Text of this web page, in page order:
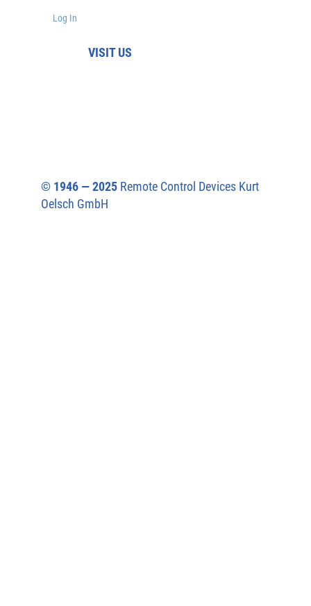
Log In
© 1946 — 2025Remote Control Devices Kurt
Oelsch GmbH
VISIT US